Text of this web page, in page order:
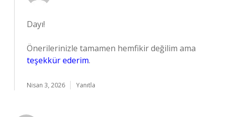
Dayı!
Önerilerinizle tamamen hemfikir değilim ama
teşekkür ederim.
Nisan 3, 2026 Yanıtla